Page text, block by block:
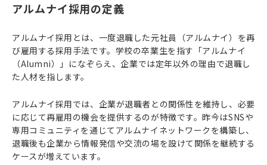
アルムナイ採用の定義
アルムナイ採用とは、一度退職した元社員（アルムナイ）を再
び雇用する採用手法です。学校の卒業生を指す「アルムナイ
（Alumni）」になぞらえ、企業では定年以外の理由で退職し
た人材を指します。
アルムナイ採用では、企業が退職者との関係性を維持し、必要
に応じて再雇用の機会を提供するのが特徴です。昨今はSNSや
専用コミュニティを通じてアルムナイネットワークを構築し、
退職後も企業から情報発信や交流の場を設けて関係を継続する
ケースが増えています。